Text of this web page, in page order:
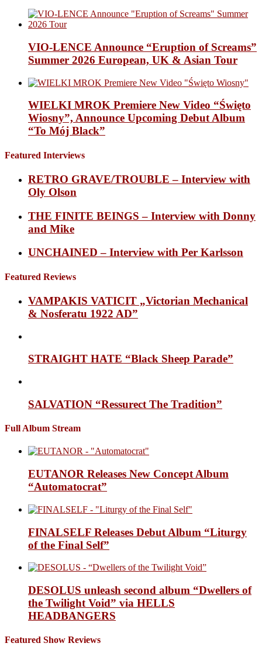
VIO-LENCE Announce “Eruption of Screams”
Summer 2026 European, UK & Asian Tour
WIELKI MROK Premiere New Video “Święto
Wiosny”, Announce Upcoming Debut Album
“To Mój Black”
Featured Interviews
RETRO GRAVE/TROUBLE – Interview with
Oly Olson
THE FINITE BEINGS – Interview with Donny
and Mike
UNCHAINED – Interview with Per Karlsson
Featured Reviews
VAMPAKIS VATICIT „Victorian Mechanical
& Nosferatu 1922 AD”
STRAIGHT HATE “Black Sheep Parade”
SALVATION “Ressurect The Tradition”
Full Album Stream
EUTANOR Releases New Concept Album
“Automatocrat”
FINALSELF Releases Debut Album “Liturgy
of the Final Self”
DESOLUS unleash second album “Dwellers of
the Twilight Void” via HELLS
HEADBANGERS
Featured Show Reviews